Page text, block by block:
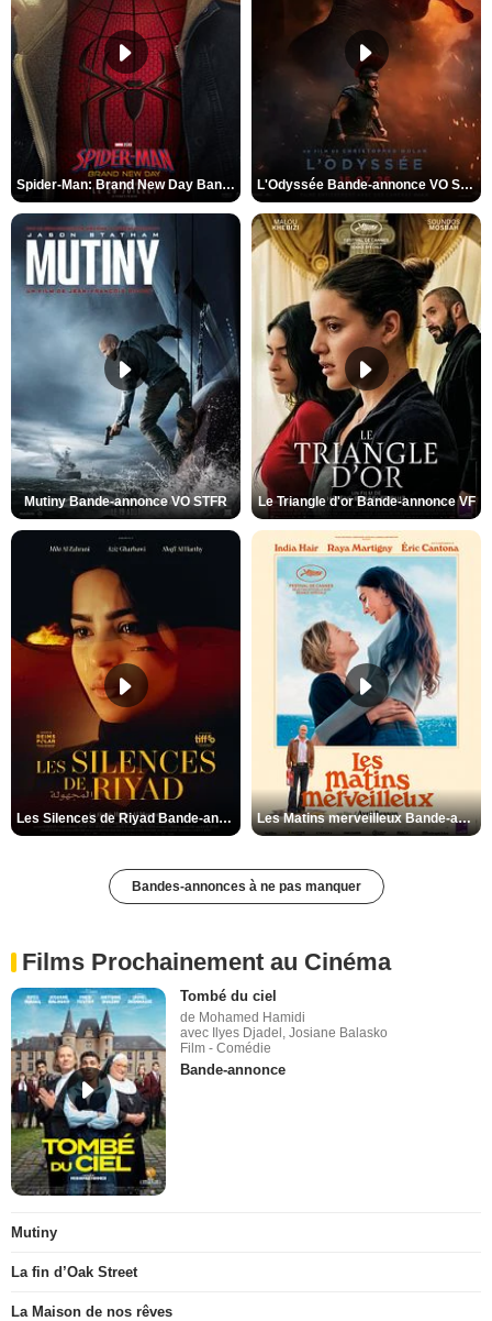
Spider-Man: Brand New Day Bande-annonce VO STFR L'Odyssée Bande-annonce VO STFR
Mutiny Bande-annonce VO STFR Le Triangle d'or Bande-annonce VF
Les Silences de Riyad Bande-annonce VO STFR Les Matins merveilleux Bande-annonce VF
Bandes-annonces à ne pas manquer
Films Prochainement au Cinéma
Tombé du ciel
de Mohamed Hamidi
avec Ilyes Djadel, Josiane Balasko
Film - Comédie
Bande-annonce
Mutiny
La fin d’Oak Street
La Maison de nos rêves